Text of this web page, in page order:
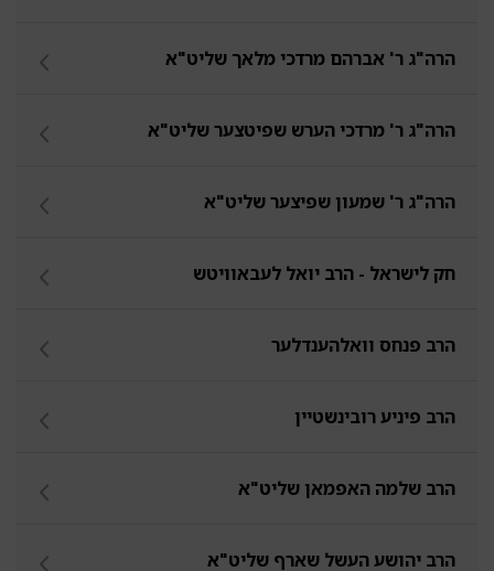
הרה"ג ר' אברהם מרדכי מלאך שליט"א
הרה"ג ר' מרדכי הערש שפיטצער שליט"א
הרה"ג ר' שמעון שפיצער שליט"א
חק לישראל - הרב יואל לעבאוויטש
הרב פנחס וואלהענדלער
הרב פיניע רובינשטיין
הרב שלמה האפמאן שליט"א
הרב יהושע העשל שארף שליט"א